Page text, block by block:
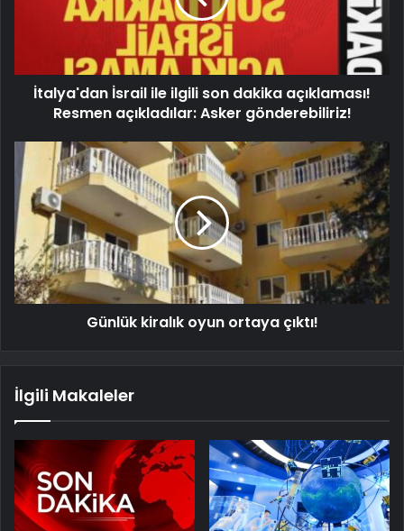
İtalya'dan İsrail ile ilgili son dakika açıklaması!
Resmen açıkladılar: Asker gönderebiliriz!
Günlük kiralık oyun ortaya çıktı!
İlgili Makaleler